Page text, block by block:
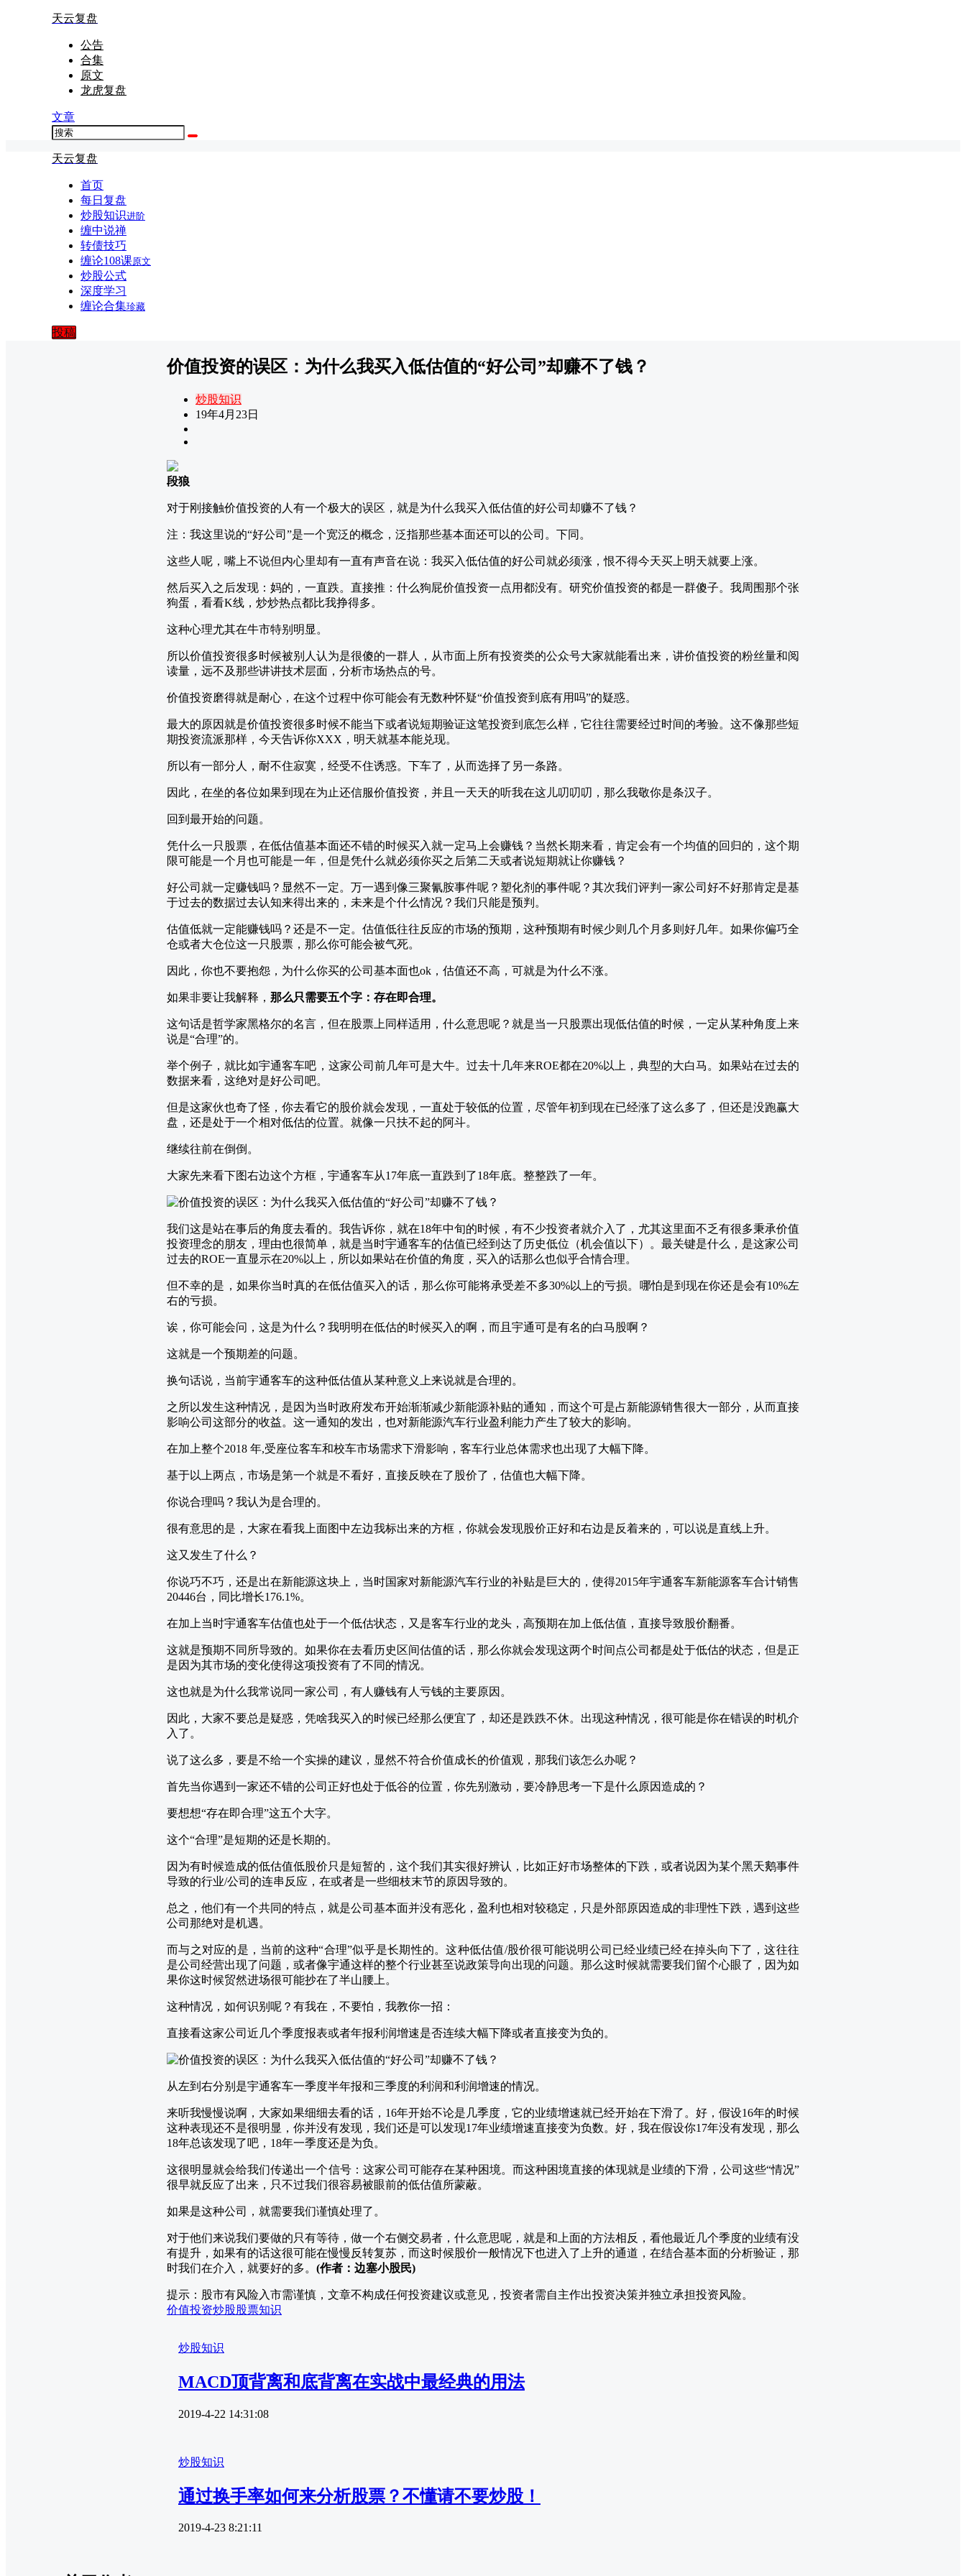
天云复盘
公告
合集
原文
龙虎复盘
文章
天云复盘
首页
每日复盘
炒股知识进阶
缠中说禅
转债技巧
缠论108课原文
炒股公式
深度学习
缠论合集珍藏
投稿
价值投资的误区：为什么我买入低估值的“好公司”却赚不了钱？
炒股知识
19年4月23日
段狼
对于刚接触价值投资的人有一个极大的误区，就是为什么我买入低估值的好公司却赚不了钱？
注：我这里说的“好公司”是一个宽泛的概念，泛指那些基本面还可以的公司。下同。
这些人呢，嘴上不说但内心里却有一直有声音在说：我买入低估值的好公司就必须涨，恨不得今天买上明天就要上涨。
然后买入之后发现：妈的，一直跌。直接推：什么狗屁价值投资一点用都没有。研究价值投资的都是一群傻子。我周围那个张
狗蛋，看看K线，炒炒热点都比我挣得多。
这种心理尤其在牛市特别明显。
所以价值投资很多时候被别人认为是很傻的一群人，从市面上所有投资类的公众号大家就能看出来，讲价值投资的粉丝量和阅
读量，远不及那些讲讲技术层面，分析市场热点的号。
价值投资磨得就是耐心，在这个过程中你可能会有无数种怀疑“价值投资到底有用吗”的疑惑。
最大的原因就是价值投资很多时候不能当下或者说短期验证这笔投资到底怎么样，它往往需要经过时间的考验。这不像那些短
期投资流派那样，今天告诉你XXX，明天就基本能兑现。
所以有一部分人，耐不住寂寞，经受不住诱惑。下车了，从而选择了另一条路。
因此，在坐的各位如果到现在为止还信服价值投资，并且一天天的听我在这儿叨叨叨，那么我敬你是条汉子。
回到最开始的问题。
凭什么一只股票，在低估值基本面还不错的时候买入就一定马上会赚钱？当然长期来看，肯定会有一个均值的回归的，这个期
限可能是一个月也可能是一年，但是凭什么就必须你买之后第二天或者说短期就让你赚钱？
好公司就一定赚钱吗？显然不一定。万一遇到像三聚氰胺事件呢？塑化剂的事件呢？其次我们评判一家公司好不好那肯定是基
于过去的数据过去认知来得出来的，未来是个什么情况？我们只能是预判。
估值低就一定能赚钱吗？还是不一定。估值低往往反应的市场的预期，这种预期有时候少则几个月多则好几年。如果你偏巧全
仓或者大仓位这一只股票，那么你可能会被气死。
因此，你也不要抱怨，为什么你买的公司基本面也ok，估值还不高，可就是为什么不涨。
如果非要让我解释， 那么只需要五个字：存在即合理。
这句话是哲学家黑格尔的名言，但在股票上同样适用，什么意思呢？就是当一只股票出现低估值的时候，一定从某种角度上来
说是“合理”的。
举个例子，就比如宇通客车吧，这家公司前几年可是大牛。过去十几年来ROE都在20%以上，典型的大白马。如果站在过去的
数据来看，这绝对是好公司吧。
但是这家伙也奇了怪，你去看它的股价就会发现，一直处于较低的位置，尽管年初到现在已经涨了这么多了，但还是没跑赢大
盘，还是处于一个相对低估的位置。就像一只扶不起的阿斗。
继续往前在倒倒。
大家先来看下图右边这个方框，宇通客车从17年底一直跌到了18年底。整整跌了一年。
我们这是站在事后的角度去看的。我告诉你，就在18年中旬的时候，有不少投资者就介入了，尤其这里面不乏有很多秉承价值
投资理念的朋友，理由也很简单，就是当时宇通客车的估值已经到达了历史低位（机会值以下）。最关键是什么，是这家公司
过去的ROE一直显示在20%以上，所以如果站在价值的角度，买入的话那么也似乎合情合理。
但不幸的是，如果你当时真的在低估值买入的话，那么你可能将承受差不多30%以上的亏损。哪怕是到现在你还是会有10%左
右的亏损。
诶，你可能会问，这是为什么？我明明在低估的时候买入的啊，而且宇通可是有名的白马股啊？
这就是一个预期差的问题。
换句话说，当前宇通客车的这种低估值从某种意义上来说就是合理的。
之所以发生这种情况，是因为当时政府发布开始渐渐减少新能源补贴的通知，而这个可是占新能源销售很大一部分，从而直接
影响公司这部分的收益。这一通知的发出，也对新能源汽车行业盈利能力产生了较大的影响。
在加上整个2018 年,受座位客车和校车市场需求下滑影响，客车行业总体需求也出现了大幅下降。
基于以上两点，市场是第一个就是不看好，直接反映在了股价了，估值也大幅下降。
你说合理吗？我认为是合理的。
很有意思的是，大家在看我上面图中左边我标出来的方框，你就会发现股价正好和右边是反着来的，可以说是直线上升。
这又发生了什么？
你说巧不巧，还是出在新能源这块上，当时国家对新能源汽车行业的补贴是巨大的，使得2015年宇通客车新能源客车合计销售
20446台，同比增长176.1%。
在加上当时宇通客车估值也处于一个低估状态，又是客车行业的龙头，高预期在加上低估值，直接导致股价翻番。
这就是预期不同所导致的。如果你在去看历史区间估值的话，那么你就会发现这两个时间点公司都是处于低估的状态，但是正
是因为其市场的变化使得这项投资有了不同的情况。
这也就是为什么我常说同一家公司，有人赚钱有人亏钱的主要原因。
因此，大家不要总是疑惑，凭啥我买入的时候已经那么便宜了，却还是跌跌不休。出现这种情况，很可能是你在错误的时机介
入了。
说了这么多，要是不给一个实操的建议，显然不符合价值成长的价值观，那我们该怎么办呢？
首先当你遇到一家还不错的公司正好也处于低谷的位置，你先别激动，要冷静思考一下是什么原因造成的？
要想想“存在即合理”这五个大字。
这个“合理”是短期的还是长期的。
因为有时候造成的低估值低股价只是短暂的，这个我们其实很好辨认，比如正好市场整体的下跌，或者说因为某个黑天鹅事件
导致的行业/公司的连串反应，在或者是一些细枝末节的原因导致的。
总之，他们有一个共同的特点，就是公司基本面并没有恶化，盈利也相对较稳定，只是外部原因造成的非理性下跌，遇到这些
公司那绝对是机遇。
而与之对应的是，当前的这种“合理”似乎是长期性的。这种低估值/股价很可能说明公司已经业绩已经在掉头向下了，这往往
是公司经营出现了问题，或者像宇通这样的整个行业甚至说政策导向出现的问题。那么这时候就需要我们留个心眼了，因为如
果你这时候贸然进场很可能抄在了半山腰上。
这种情况，如何识别呢？有我在，不要怕，我教你一招：
直接看这家公司近几个季度报表或者年报利润增速是否连续大幅下降或者直接变为负的。
从左到右分别是宇通客车一季度半年报和三季度的利润和利润增速的情况。
来听我慢慢说啊，大家如果细细去看的话，16年开始不论是几季度，它的业绩增速就已经开始在下滑了。好，假设16年的时候
这种表现还不是很明显，你并没有发现，我们还是可以发现17年业绩增速直接变为负数。好，我在假设你17年没有发现，那么
18年总该发现了吧，18年一季度还是为负。
这很明显就会给我们传递出一个信号：这家公司可能存在某种困境。而这种困境直接的体现就是业绩的下滑，公司这些“情况”
很早就反应了出来，只不过我们很容易被眼前的低估值所蒙蔽。
如果是这种公司，就需要我们谨慎处理了。
对于他们来说我们要做的只有等待，做一个右侧交易者，什么意思呢，就是和上面的方法相反，看他最近几个季度的业绩有没
有提升，如果有的话这很可能在慢慢反转复苏，而这时候股价一般情况下也进入了上升的通道，在结合基本面的分析验证，那
时我们在介入，就要好的多。 (作者：边塞小股民)
提示：股市有风险入市需谨慎，文章不构成任何投资建议或意见，投资者需自主作出投资决策并独立承担投资风险。
价值投资炒股股票知识
炒股知识
MACD顶背离和底背离在实战中最经典的用法
2019-4-22 14:31:08
炒股知识
通过换手率如何来分析股票？不懂请不要炒股！
2019-4-23 8:21:11